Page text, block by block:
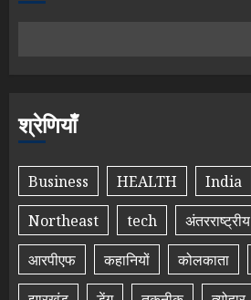
श्रेणियाँ
Business HEALTH India
Northeast
tech अंतरराष्ट्रीय
आरपीएफ
कहानियों कोलकाता